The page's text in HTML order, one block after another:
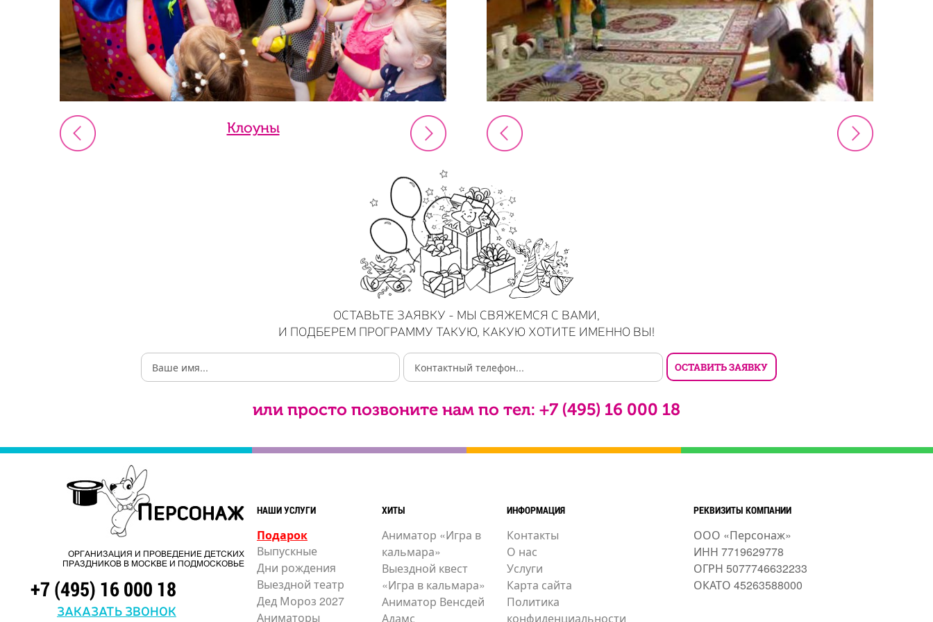
Клоуны
ОСТАВЬТЕ ЗАЯВКУ - МЫ СВЯЖЕМСЯ С ВАМИ,
И ПОДБЕРЕМ ПРОГРАММУ ТАКУЮ, КАКУЮ ХОТИТЕ ИМЕННО ВЫ!
или просто позвоните нам по тел: +7 (495) 16 000 18
ОРГАНИЗАЦИЯ И ПРОВЕДЕНИЕ ДЕТСКИХ
ПРАЗДНИКОВ В МОСКВЕ И ПОДМОСКОВЬЕ
+7 (495) 16 000 18
ЗАКАЗАТЬ ЗВОНОК
НАШИ УСЛУГИ
Подарок
Выпускные
Дни рождения
Выездной театр
Дед Мороз 2027
Аниматоры
ХИТЫ
Аниматор «Игра в
кальмара»
Выездной квест
«Игра в кальмара»
Аниматор Венсдей
Адамс
ИНФОРМАЦИЯ
Контакты
О нас
Услуги
Карта сайта
Политика
конфиденциальности
РЕКВИЗИТЫ КОМПАНИИ
ООО «Персонаж»
ИНН 7719629778
ОГРН 5077746632233
ОКАТО 45263588000